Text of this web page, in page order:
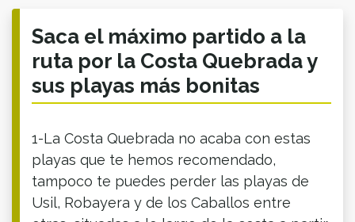
Saca el máximo partido a la
ruta por la Costa Quebrada y
sus playas más bonitas
1-La Costa Quebrada no acaba con estas
playas que te hemos recomendado,
tampoco te puedes perder las playas de
Usil, Robayera y de los Caballos entre